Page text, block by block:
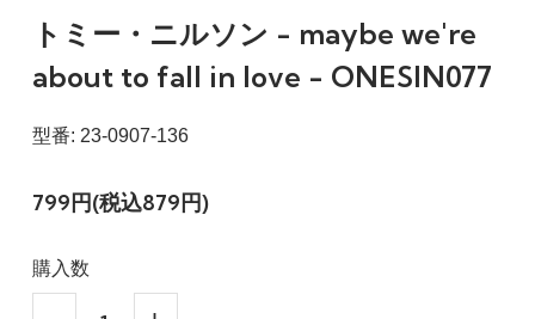
トミー・ニルソン - maybe we're
about to fall in love - ONESIN077
型番: 23-0907-136
799円(税込879円)
購入数